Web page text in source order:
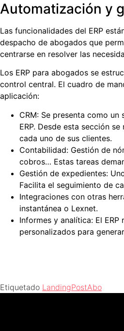
Automatización y
Las funcionalidades del ERP
despacho de abogados que
centrarse en resolver las
Los ERP para abogados se
control central. El cuadro de
aplicación:
CRM: Se presenta como
ERP. Desde esta sección
cada uno de sus clientes.
Contabilidad: Gestión de
cobros… Estas tareas
Gestión de expedientes:
Facilita el seguimiento de
Integraciones con otras
instantánea o Lexnet.
Informes y analítica: El
personalizados para
Etiquetado LandingPostAbo